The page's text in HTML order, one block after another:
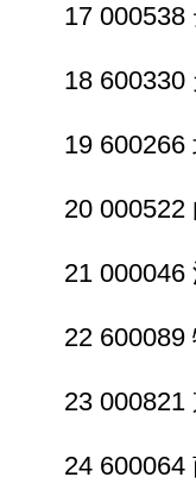
17 000538
18 600330
19 600266
20 000522
21 000046
22 600089
23 000821
24 600064